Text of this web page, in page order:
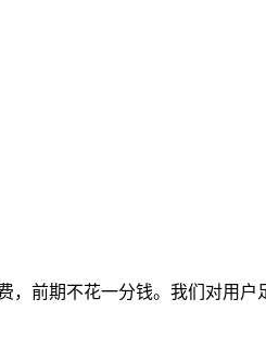
，前期不花一分钱。我们对用户